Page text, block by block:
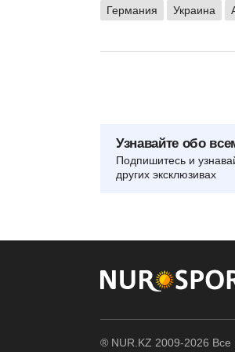
Германия Украина
Узнавайте обо
Подпишитесь и
других эксклюзивах
® NUR.KZ 2009-2026